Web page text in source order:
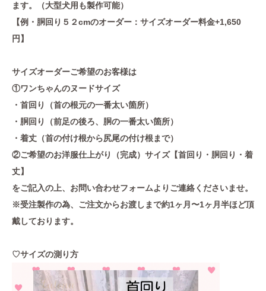
ます。（大型犬用も製作可能）
【例・胴回り５２cmのオーダー：サイズオーダー料金+1,650
円】
サイズオーダーご希望のお客様は
①ワンちゃんのヌードサイズ
・首回り（首の根元の一番太い箇所）
・胴回り（前足の後ろ、胴の一番太い箇所）
・着丈（首の付け根から尻尾の付け根まで）
②ご希望のお洋服仕上がり（完成）サイズ【首回り・胴回り・着
丈】
をご記入の上、お問い合わせフォームよりご連絡くださいませ。
※受注製作の為、ご注文からお渡しまで約1ヶ月〜1ヶ月半ほど頂
戴しております。
♡サイズの測り方